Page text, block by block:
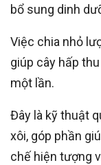
bổ sung dinh
Việc chia nhỏ
giúp cây hấp
một lần.
Đây là kỹ thuật
xôi, góp phần
chế hiện tượng